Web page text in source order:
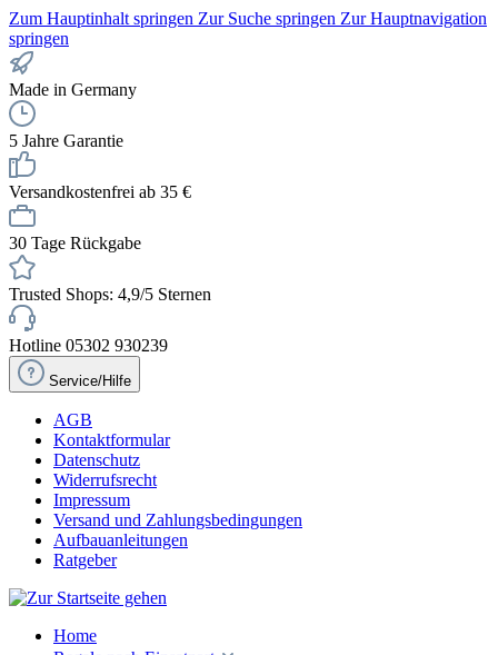
Zum Hauptinhalt springen Zur Suche springen Zur Hauptnavigation
springen
Made in Germany
5 Jahre Garantie
Versandkostenfrei ab 35 €
30 Tage Rückgabe
Trusted Shops: 4,9/5 Sternen
Hotline 05302 930239
Service/Hilfe
AGB
Kontaktformular
Datenschutz
Widerrufsrecht
Impressum
Versand und Zahlungsbedingungen
Aufbauanleitungen
Ratgeber
Home